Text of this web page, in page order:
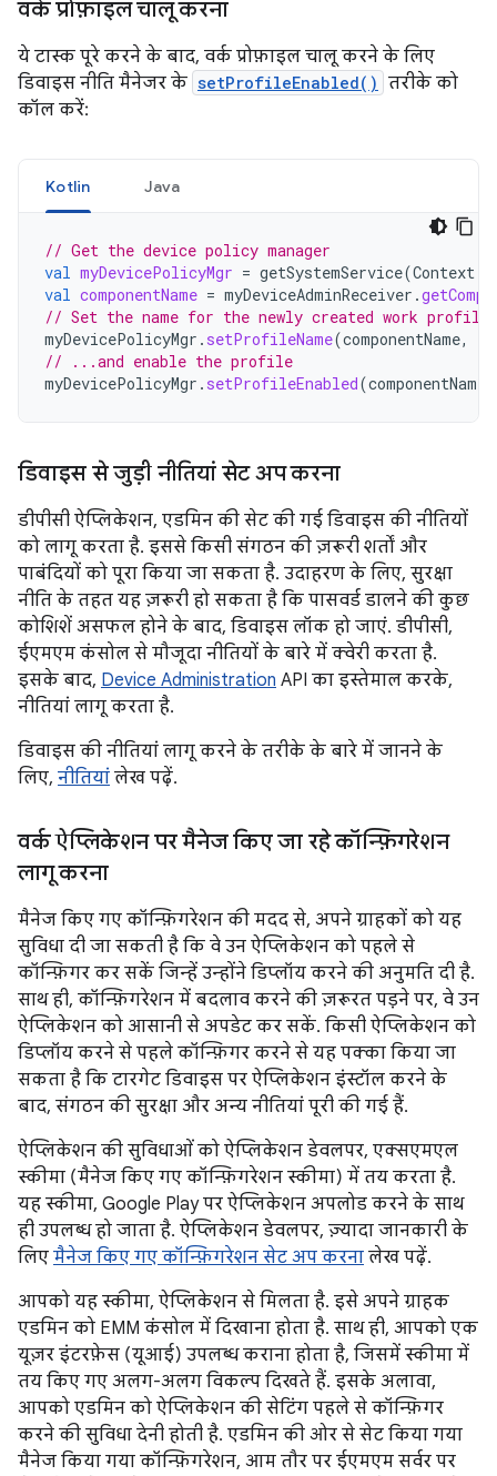
वर्क प्रोफ़ाइल चालू करना
ये टास्क पूरे करने के बाद, वर्क प्रोफ़ाइल चालू करने के लिए
डिवाइस नीति मैनेजर के setProfileEnabled() तरीके को
कॉल करें:
Kotlin Java
// Get the device policy manager
val myDevicePolicyMgr = getSystemService(Context
val componentName = myDeviceAdminReceiver .
// Set the name for the newly created work profile.
myDevicePolicyMgr . setProfileName(componentName,
// ...and enable the profile
myDevicePolicyMgr . setProfileEnabled(componentName
डिवाइस से जुड़ी नीतियां सेट अप करना
डीपीसी ऐप्लिकेशन, एडमिन की सेट की गई डिवाइस की नीतियों
को लागू करता है. इससे किसी संगठन की ज़रूरी शर्तों और
पाबंदियों को पूरा किया जा सकता है. उदाहरण के लिए, सुरक्षा
नीति के तहत यह ज़रूरी हो सकता है कि पासवर्ड डालने की कुछ
कोशिशें असफल होने के बाद, डिवाइस लॉक हो जाएं. डीपीसी,
ईएमएम कंसोल से मौजूदा नीतियों के बारे में क्वेरी करता है.
इसके बाद, Device Administration API का इस्तेमाल करके,
नीतियां लागू करता है.
डिवाइस की नीतियां लागू करने के तरीके के बारे में जानने के
लिए, नीतियां लेख पढ़ें.
वर्क ऐप्लिकेशन पर मैनेज किए जा रहे कॉन्फ़िगरेशन
लागू करना
मैनेज किए गए कॉन्फ़िगरेशन की मदद से, अपने ग्राहकों को यह
सुविधा दी जा सकती है कि वे उन ऐप्लिकेशन को पहले से
कॉन्फ़िगर कर सकें जिन्हें उन्होंने डिप्लॉय करने की अनुमति दी है.
साथ ही, कॉन्फ़िगरेशन में बदलाव करने की ज़रूरत पड़ने पर, वे उन
ऐप्लिकेशन को आसानी से अपडेट कर सकें. किसी ऐप्लिकेशन को
डिप्लॉय करने से पहले कॉन्फ़िगर करने से यह पक्का किया जा
सकता है कि टारगेट डिवाइस पर ऐप्लिकेशन इंस्टॉल करने के
बाद, संगठन की सुरक्षा और अन्य नीतियां पूरी की गई हैं.
ऐप्लिकेशन की सुविधाओं को ऐप्लिकेशन डेवलपर, एक्सएमएल
स्कीमा (मैनेज किए गए कॉन्फ़िगरेशन स्कीमा) में तय करता है.
यह स्कीमा, Google Play पर ऐप्लिकेशन अपलोड करने के साथ
ही उपलब्ध हो जाता है. ऐप्लिकेशन डेवलपर, ज़्यादा जानकारी के
लिए मैनेज किए गए कॉन्फ़िगरेशन सेट अप करना लेख पढ़ें.
आपको यह स्कीमा, ऐप्लिकेशन से मिलता है. इसे अपने ग्राहक
एडमिन को EMM कंसोल में दिखाना होता है. साथ ही, आपको एक
यूज़र इंटरफ़ेस (यूआई) उपलब्ध कराना होता है, जिसमें स्कीमा में
तय किए गए अलग-अलग विकल्प दिखते हैं. इसके अलावा,
आपको एडमिन को ऐप्लिकेशन की सेटिंग पहले से कॉन्फ़िगर
करने की सुविधा देनी होती है. एडमिन की ओर से सेट किया गया
मैनेज किया गया कॉन्फ़िगरेशन, आम तौर पर ईएमएम सर्वर पर